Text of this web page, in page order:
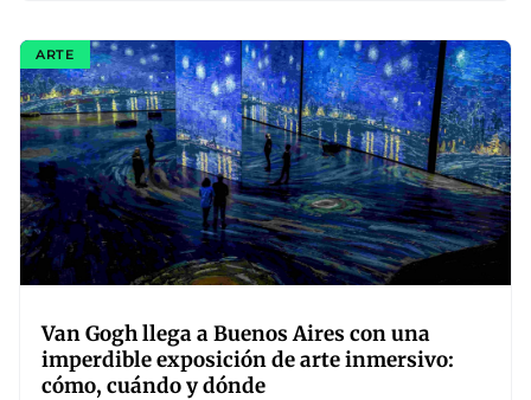
ARTE
Van Gogh llega a Buenos Aires con una
imperdible exposición de arte inmersivo:
cómo, cuándo y dónde